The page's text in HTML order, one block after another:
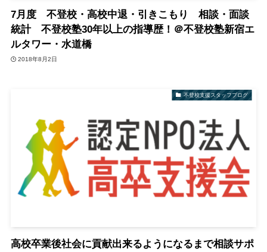
7月度 不登校・高校中退・引きこもり 相談・面談
統計 不登校塾30年以上の指導歴！＠不登校塾新宿エ
ルタワー・水道橋
2018年8月2日
不登校支援スタッフブログ
高校卒業後社会に貢献出来るようになるまで相談サポ